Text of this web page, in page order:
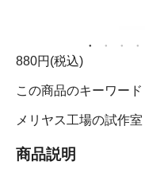
880円(税込)
この商品のキーワード
メリヤス工場の試作室
商品説明